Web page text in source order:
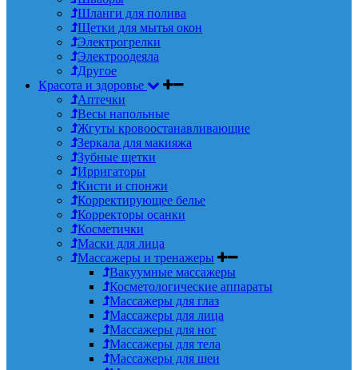
Шланги для полива
Щетки для мытья окон
Электрогрелки
Электроодеяла
Другое
Красота и здоровье
Аптечки
Весы напольные
Жгуты кровоостанавливающие
Зеркала для макияжа
Зубные щетки
Ирригаторы
Кисти и спонжи
Корректирующее белье
Корректоры осанки
Косметички
Маски для лица
Массажеры и тренажеры
Вакуумные массажеры
Косметологические аппараты
Массажеры для глаз
Массажеры для лица
Массажеры для ног
Массажеры для тела
Массажеры для шеи